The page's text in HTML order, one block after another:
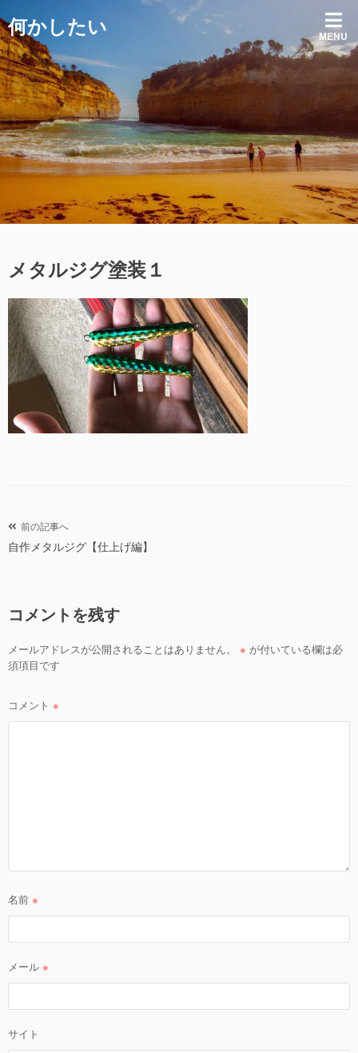
ン
テ
ン
ツ
へ
ス
キ
ッ
プ
何かしたい MENU
メタルジグ塗装１
投
稿
ゲ
ー
シ
ン
前の記事へ
自作メタルジグ【仕上げ編】
コメントを残す
メールアドレスが公開されることはありません。 ※ が付いている欄は必
須項目です
コメント ※
名前 ※
メール ※
サイト